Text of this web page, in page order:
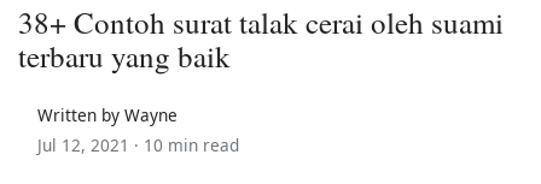
38+ Contoh surat talak cerai oleh suami
terbaru yang baik
Written by Wayne
Jul 12, 2021 · 10 min read